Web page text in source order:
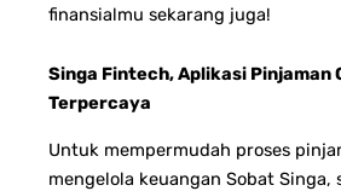
finansialmu sekarang juga!
Singa Fintech, Aplikasi Pinjaman
Terpercaya
Untuk mempermudah proses
mengelola keuangan Sobat Singa,